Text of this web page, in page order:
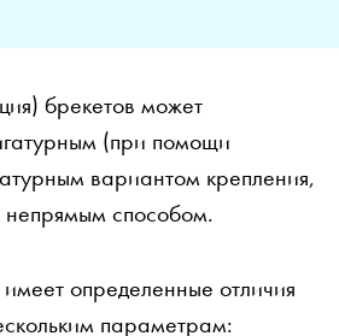
брекетов может
(при помощи
вариантом крепления,
способом.
определенные отличия
параметрам: